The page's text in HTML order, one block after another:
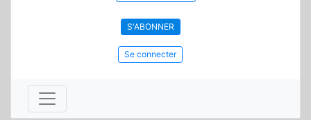
S'ABONNER
Se connecter